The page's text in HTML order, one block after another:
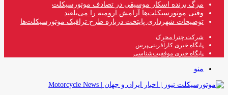
مرگ برنده اسکار موسیقی در تصادف موتورسیکلت
وقتی موتورسیکلت‌ها آرامش ارومیه را می‌بلعند
توضیحات شهرداری پایتخت درباره طرح ترافیک موتورسیکلت‌ها
شرکت چترا محرک
پایگاه خبری کارآفرینی‌پرس
پایگاه خبری موفقیت‌شناسی
منو